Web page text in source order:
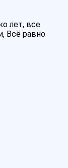
лет, все
Всё равно